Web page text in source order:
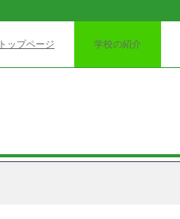
トップページ 学校の紹介